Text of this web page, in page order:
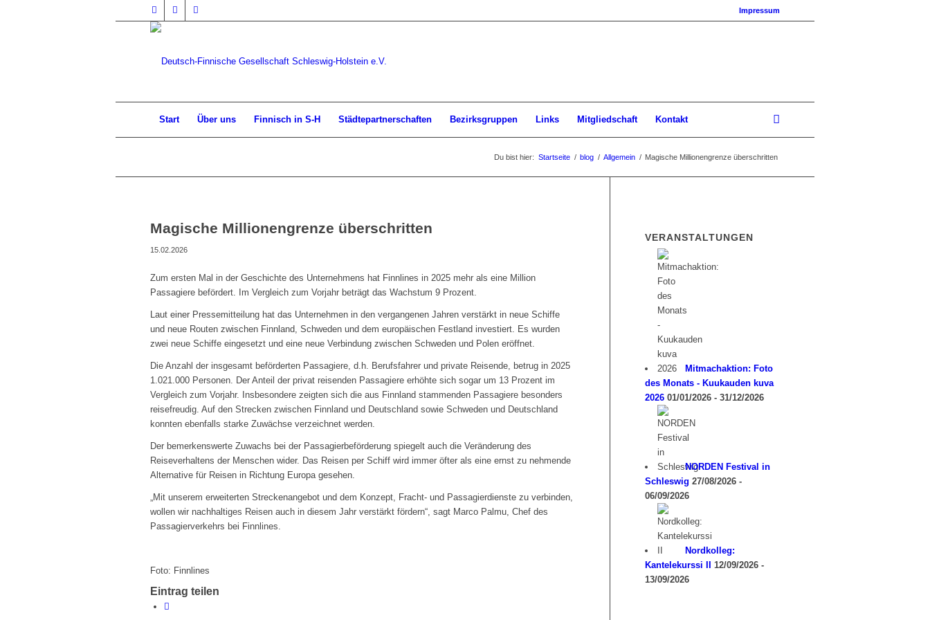
Impressum
Start Über uns Finnisch in S-H Städtepartnerschaften Bezirksgruppen Links Mitgliedschaft Kontakt
Du bist hier: Startseite / blog / Allgemein / Magische Millionengrenze überschritten
Magische Millionengrenze überschritten
15.02.2026
Zum ersten Mal in der Geschichte des Unternehmens hat Finnlines in 2025 mehr als eine Million
Passagiere befördert. Im Vergleich zum Vorjahr beträgt das Wachstum 9 Prozent.
Laut einer Pressemitteilung hat das Unternehmen in den vergangenen Jahren verstärkt in neue Schiffe
und neue Routen zwischen Finnland, Schweden und dem europäischen Festland investiert. Es wurden
zwei neue Schiffe eingesetzt und eine neue Verbindung zwischen Schweden und Polen eröffnet.
Die Anzahl der insgesamt beförderten Passagiere, d.h. Berufsfahrer und private Reisende, betrug in 2025
1.021.000 Personen. Der Anteil der privat reisenden Passagiere erhöhte sich sogar um 13 Prozent im
Vergleich zum Vorjahr. Insbesondere zeigten sich die aus Finnland stammenden Passagiere besonders
reisefreudig. Auf den Strecken zwischen Finnland und Deutschland sowie Schweden und Deutschland
konnten ebenfalls starke Zuwächse verzeichnet werden.
Der bemerkenswerte Zuwachs bei der Passagierbeförderung spiegelt auch die Veränderung des
Reiseverhaltens der Menschen wider. Das Reisen per Schiff wird immer öfter als eine ernst zu nehmende
Alternative für Reisen in Richtung Europa gesehen.
„Mit unserem erweiterten Streckenangebot und dem Konzept, Fracht- und Passagierdienste zu verbinden,
wollen wir nachhaltiges Reisen auch in diesem Jahr verstärkt fördern“, sagt Marco Palmu, Chef des
Passagierverkehrs bei Finnlines.
Foto: Finnlines
Eintrag teilen
VERANSTALTUNGEN
Mitmachaktion: Foto
des Monats - Kuukauden kuva
2026 01/01/2026 - 31/12/2026
NORDEN Festival in
Schleswig 27/08/2026 -
06/09/2026
Nordkolleg:
Kantelekurssi II
12/09/2026 -
13/09/2026